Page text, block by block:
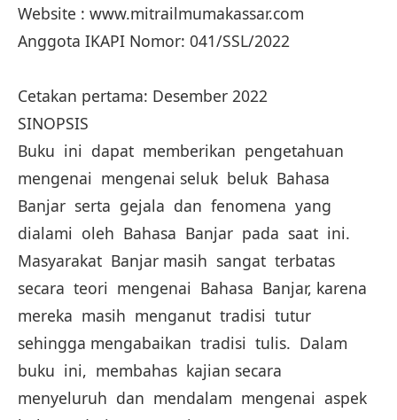
Website : www.mitrailmumakassar.com
Anggota IKAPI Nomor: 041/SSL/2022
Cetakan pertama: Desember 2022
SINOPSIS
Buku ini dapat memberikan pengetahuan
mengenai mengenai seluk beluk Bahasa
Banjar serta gejala dan fenomena yang
dialami oleh Bahasa Banjar pada saat ini.
Masyarakat Banjar masih sangat terbatas
secara teori mengenai Bahasa Banjar, karena
mereka masih menganut tradisi tutur
sehingga mengabaikan tradisi tulis. Dalam
buku ini, membahas kajian secara
menyeluruh dan mendalam mengenai aspek